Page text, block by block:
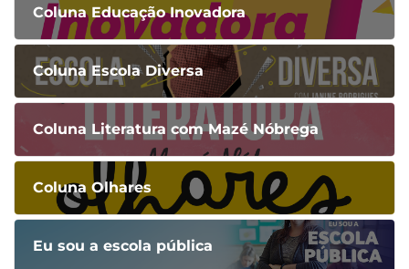
Coluna Educação Inovadora
Coluna Escola Diversa
Coluna Literatura com Mazé Nóbrega
Coluna Olhares
Eu sou a escola pública